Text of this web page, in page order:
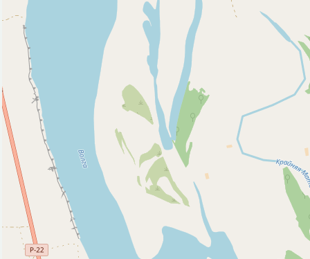
Исторические объекты
Природные объекты
Пляж (1)